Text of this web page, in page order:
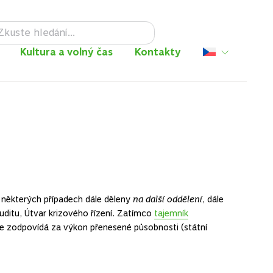
Kultura a volný čas Kontakty
případech dále dělenyna další oddělení, dále
Útvar krizového řízení. Zatímco tajemník
za výkon přenesené působnosti (státní